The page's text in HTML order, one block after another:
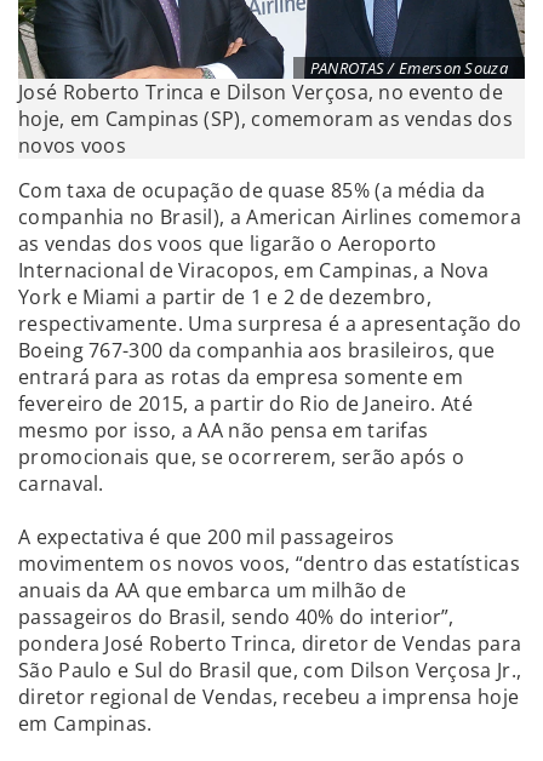
PANROTAS / Emerson Souza
José Roberto Trinca e Dilson Verçosa, no evento de
hoje, em Campinas (SP), comemoram as vendas dos
novos voos
Com taxa de ocupação de quase 85% (a média da
companhia no Brasil), a American Airlines comemora
as vendas dos voos que ligarão o Aeroporto
Internacional de Viracopos, em Campinas, a Nova
York e Miami a partir de 1 e 2 de dezembro,
respectivamente. Uma surpresa é a apresentação do
Boeing 767-300 da companhia aos brasileiros, que
entrará para as rotas da empresa somente em
fevereiro de 2015, a partir do Rio de Janeiro. Até
mesmo por isso, a AA não pensa em tarifas
promocionais que, se ocorrerem, serão após o
carnaval.
A expectativa é que 200 mil passageiros
movimentem os novos voos, “dentro das estatísticas
anuais da AA que embarca um milhão de
passageiros do Brasil, sendo 40% do interior”,
pondera José Roberto Trinca, diretor de Vendas para
São Paulo e Sul do Brasil que, com Dilson Verçosa Jr.,
diretor regional de Vendas, recebeu a imprensa hoje
em Campinas.